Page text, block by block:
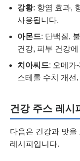
강황: 항염 효과,
사용됩니다.
아몬드: 단백질,
건강, 피부 건강
치아씨드: 오메가
스테롤 수치 개선
건강 주스 레시
다음은 건강과 맛을
레시피입니다.